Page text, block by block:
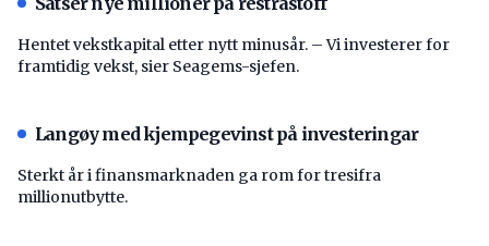
Hentet vekstkapital etter nytt minusår. – Vi investerer for
framtidig vekst, sier Seagems-sjefen.
Langøy med kjempegevinst på investeringar
Sterkt år i finansmarknaden ga rom for tresifra
millionutbytte.